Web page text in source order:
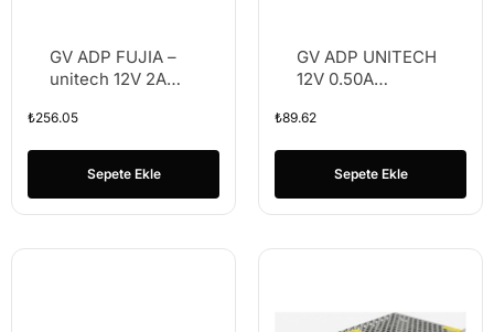
GV ADP FUJIA –
unitech 12V 2A
AMPER TEYP
FİŞLİ PLASTİK
₺256.05
Sepete Ekle
GV ADP UNITECH
12V 0.50A
AMPER
₺89.62
Sepete Ekle